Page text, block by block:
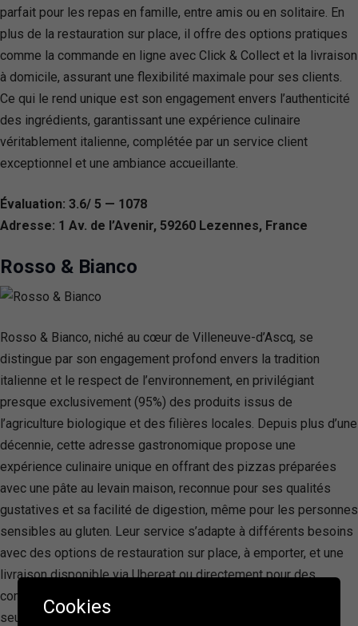
parfait pour les repas en famille, entre amis ou en solitaire. En
plus de la restauration sur place, il offre des options pratiques
comme la commande en ligne avec Click & Collect et la livraison
à domicile, assurant une flexibilité maximale pour ses clients.
Ce qui le rend unique est son engagement envers l’authenticité
des ingrédients, garantissant une expérience culinaire
véritablement italienne, complétée par un service client
exceptionnel et une ambiance accueillante.
Évaluation: 3.6/ 5 — 1078
Adresse: 1 Av. de l’Avenir, 59260 Lezennes, France
Rosso & Bianco
Rosso & Bianco, niché au cœur de Villeneuve-d’Ascq, se
distingue par son engagement profond envers la tradition
italienne et le respect de l’environnement, en privilégiant
presque exclusivement (95%) des produits issus de
l’agriculture biologique et des filières locales. Depuis plus d’une
décennie, cette adresse gastronomique propose une
expérience culinaire unique en offrant des pizzas préparées
avec une pâte au levain maison, reconnue pour ses qualités
gustatives et sa facilité de digestion, même pour les personnes
sensibles au gluten. Leur service s’adapte à différents besoins
avec des options de restauration sur place, à emporter, et une
livraison disponible via Ubereat ou directement pour des
commandes importantes. Rosso & Bianco se distingue non
seulement par la qualité supérieure et la santé de ses offres
Cookies